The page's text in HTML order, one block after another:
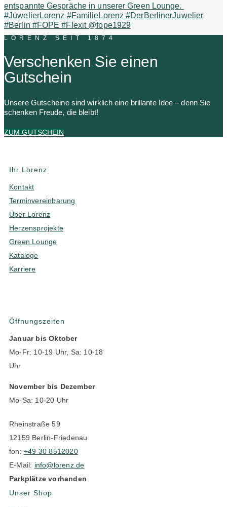
LORENZ SEIT 1874
Verschenken Sie einen
Gutschein
Unsere Gutscheine sind wirklich eine brillante Idee – denn Sie
schenken Freude, die bleibt!
ZUM GUTSCHEIN
Ihr Lorenz
Kontakt
Terminvereinbarung
Über Lorenz
Herzensprojekte
Green Lounge
Kataloge
Karriere
Öffnungszeiten
Januar bis Oktober
Mo-Fr: 10-19 Uhr, Sa: 10-18
Uhr
November bis Dezember
Mo-Sa: 10-20 Uhr
Rheinstraße 59
12159 Berlin-Friedenau
fon: +49 30 8512020
E-Mail: info@lorenz.de
Parkplätze vorhanden
Unser Shop